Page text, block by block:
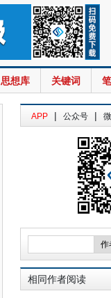
思想库 关键词
APP | 公众号 |
相同作者阅读